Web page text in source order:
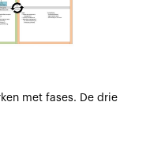
met fases. De drie